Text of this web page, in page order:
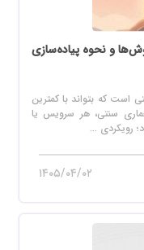
و نحوه پیاده‌سازی
است که بتواند با کمترین
سنتی، هر سرویس یا
رویکردی ...
۱۴۰۵/۰۴/۰۲